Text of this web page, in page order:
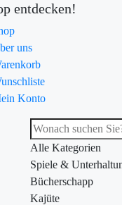
entdecken!
uns
Konto
Alle Kategorien
Spiele &
Bücherschapp
Kajüte